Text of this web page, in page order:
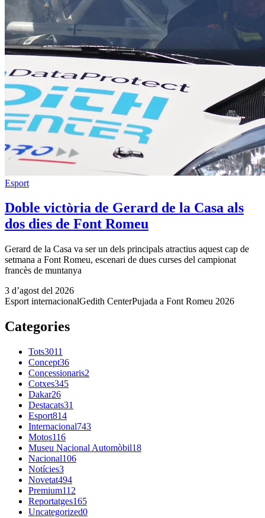
Esport
Doble victòria de Gerard de la Casa als
dos dies de Font Romeu
Gerard de la Casa va ser un dels principals atractius aquest cap de
setmana a Font Romeu, escenari de dues curses del campionat
francès de muntanya
3 d’agost del 2026
Esport internacionalGedith CenterPujada a Font Romeu 2026
Categories
Tots3011
Concept36
Concessionaris2
Cotxes345
Dakar26
Destacats31
Esport814
Internacional743
Motos116
Museu Nacional Automòbil18
Nacional106
Notícies3
Novetat494
Premium112
Reportatges165
Uncategorized0